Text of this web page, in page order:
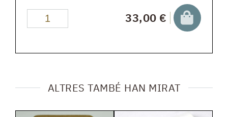
33,00 €
ALTRES TAMBÉ HAN MIRAT